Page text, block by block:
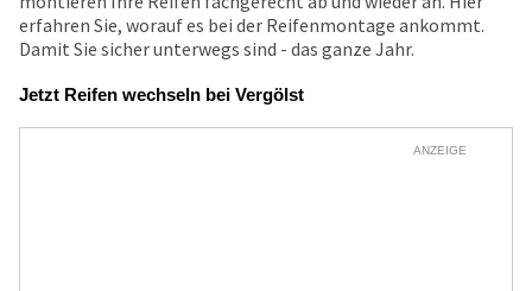
erfahren Sie, worauf es bei der Reifenmontage ankommt.
Damit Sie sicher unterwegs sind - das ganze Jahr.
Jetzt Reifen wechseln bei Vergölst
ANZEIGE